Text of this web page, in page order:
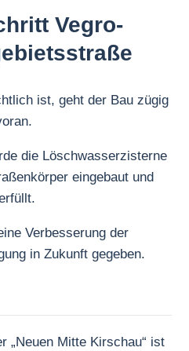
Vegro-
ist, geht der Bau zügig
die Löschwasserzisterne
eingebaut und
Verbesserung der
in Zukunft gegeben.
„Neuen Mitte Kirschau“ ist